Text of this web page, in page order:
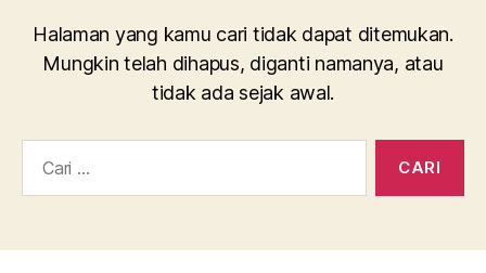
Halaman yang kamu cari tidak dapat ditemukan.
Mungkin telah dihapus, diganti namanya, atau
tidak ada sejak awal.